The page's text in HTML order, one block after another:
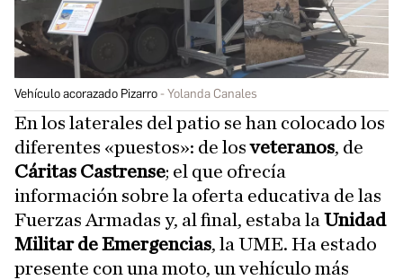
Vehículo acorazado Pizarro Yolanda Canales
En los laterales del patio se han colocado los
diferentes «puestos»: de losveteranos, de
Cáritas Castrense; el que ofrecía
información sobre la oferta educativa de las
Fuerzas Armadas y, al final, estaba la Unidad
Militar de Emergencias, la UME. Ha estado
presente con una moto, un vehículo más